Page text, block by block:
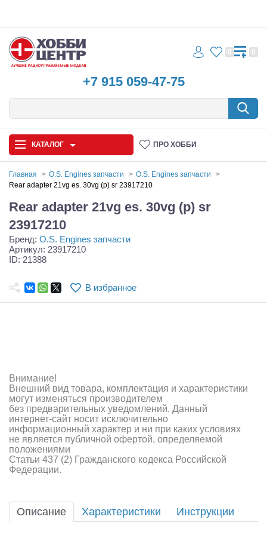
+7 915 059-47-75
0 0
КАТАЛОГ ПРО ХОББИ
Запчасти и аксессуары
Игрушки
Аппаратура и электроника
Аккумуляторы и батарейки
Зарядные устройства и блоки питания
Двигатели
Технические жидкости
Оптовая продажа запчастей для моделей
Главная O.S. Engines запчасти
O.S. Engines запчасти
Rear adapter 21vg es. 30vg (p) sr 23917210
Rear adapter 21vg es. 30vg (p) sr
23917210
Бренд: O.S. Engines запчасти
Артикул: 23917210
ID: 21388
В избранное
Внимание!
Внешний вид товара, комплектация и характеристики
могут изменяться производителем
без предварительных уведомлений. Данный
интернет-сайт носит исключительно
информационный характер и ни при каких условиях
не является публичной офертой, определяемой
положениями
Статьи 437 (2) Гражданского кодекса Российской
Федерации.
Описание Характеристики Инструкции